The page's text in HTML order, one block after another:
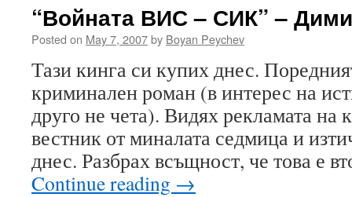
“Войната ВИС – СИК” –
Posted on May 7, 2007by Boyan Peychev
Тази кинга си купих днес.
криминален роман (в интерес на
друго не чета). Видях рекламата на
вестник от миналата седмица и
днес. Разбрах всъщност, че това е
Continue reading →